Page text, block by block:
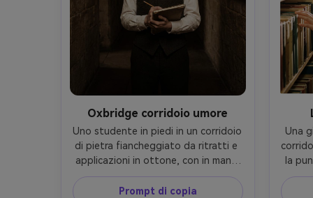
Oxbridge corridoio umore
Uno studente in piedi in un corridoio
di pietra fiancheggiato da ritratti e
applicazioni in ottone, con in mano
un taccuino e una matita,
indossando un gilet su misura e una
Prompt di copia
Una
la